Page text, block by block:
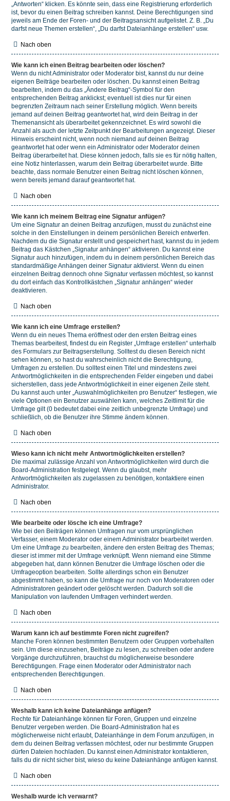
„Antworten“ klicken. Es könnte sein, dass eine Registrierung erforderlich
ist, bevor du einen Beitrag schreiben kannst. Deine Berechtigungen sind
jeweils am Ende der Foren- und der Beitragsansicht aufgelistet. Z. B. „Du
darfst neue Themen erstellen“, „Du darfst Dateianhänge erstellen“ usw.
Nach oben
Wie kann ich einen Beitrag bearbeiten oder löschen?
Wenn du nicht Administrator oder Moderator bist, kannst du nur deine
eigenen Beiträge bearbeiten oder löschen. Du kannst einen Beitrag
bearbeiten, indem du das „Ändere Beitrag“-Symbol für den
entsprechenden Beitrag anklickst; eventuell ist dies nur für einen
begrenzten Zeitraum nach seiner Erstellung möglich. Wenn bereits
jemand auf deinen Beitrag geantwortet hat, wird dein Beitrag in der
Themenansicht als überarbeitet gekennzeichnet. Es wird sowohl die
Anzahl als auch der letzte Zeitpunkt der Bearbeitungen angezeigt. Dieser
Hinweis erscheint nicht, wenn noch niemand auf deinen Beitrag
geantwortet hat oder wenn ein Administrator oder Moderator deinen
Beitrag überarbeitet hat. Diese können jedoch, falls sie es für nötig halten,
eine Notiz hinterlassen, warum dein Beitrag überarbeitet wurde. Bitte
beachte, dass normale Benutzer einen Beitrag nicht löschen können,
wenn bereits jemand darauf geantwortet hat.
Nach oben
Wie kann ich meinem Beitrag eine Signatur anfügen?
Um eine Signatur an deinen Beitrag anzufügen, musst du zunächst eine
solche in den Einstellungen in deinem persönlichen Bereich entwerfen.
Nachdem du die Signatur erstellt und gespeichert hast, kannst du in jedem
Beitrag das Kästchen „Signatur anhängen“ aktivieren. Du kannst eine
Signatur auch hinzufügen, indem du in deinem persönlichen Bereich das
standardmäßige Anhängen deiner Signatur aktivierst. Wenn du einen
einzelnen Beitrag dennoch ohne Signatur verfassen möchtest, so kannst
du dort einfach das Kontrollkästchen „Signatur anhängen“ wieder
deaktivieren.
Nach oben
Wie kann ich eine Umfrage erstellen?
Wenn du ein neues Thema eröffnest oder den ersten Beitrag eines
Themas bearbeitest, findest du ein Register „Umfrage erstellen“ unterhalb
des Formulars zur Beitragserstellung. Solltest du diesen Bereich nicht
sehen können, so hast du wahrscheinlich nicht die Berechtigung,
Umfragen zu erstellen. Du solltest einen Titel und mindestens zwei
Antwortmöglichkeiten in die entsprechenden Felder eingeben und dabei
sicherstellen, dass jede Antwortmöglichkeit in einer eigenen Zeile steht.
Du kannst auch unter „Auswahlmöglichkeiten pro Benutzer“ festlegen, wie
viele Optionen ein Benutzer auswählen kann, welches Zeitlimit für die
Umfrage gilt (0 bedeutet dabei eine zeitlich unbegrenzte Umfrage) und
schließlich, ob die Benutzer ihre Stimme ändern können.
Nach oben
Wieso kann ich nicht mehr Antwortmöglichkeiten erstellen?
Die maximal zulässige Anzahl von Antwortmöglichkeiten wird durch die
Board-Administration festgelegt. Wenn du glaubst, mehr
Antwortmöglichkeiten als zugelassen zu benötigen, kontaktiere einen
Administrator.
Nach oben
Wie bearbeite oder lösche ich eine Umfrage?
Wie bei den Beiträgen können Umfragen nur vom ursprünglichen
Verfasser, einem Moderator oder einem Administrator bearbeitet werden.
Um eine Umfrage zu bearbeiten, ändere den ersten Beitrag des Themas;
dieser ist immer mit der Umfrage verknüpft. Wenn niemand eine Stimme
abgegeben hat, dann können Benutzer die Umfrage löschen oder die
Umfrageoption bearbeiten. Sollte allerdings schon ein Benutzer
abgestimmt haben, so kann die Umfrage nur noch von Moderatoren oder
Administratoren geändert oder gelöscht werden. Dadurch soll die
Manipulation von laufenden Umfragen verhindert werden.
Nach oben
Warum kann ich auf bestimmte Foren nicht zugreifen?
Manche Foren können bestimmten Benutzern oder Gruppen vorbehalten
sein. Um diese einzusehen, Beiträge zu lesen, zu schreiben oder andere
Vorgänge durchzuführen, brauchst du möglicherweise besondere
Berechtigungen. Frage einen Moderator oder Administrator nach
entsprechenden Berechtigungen.
Nach oben
Weshalb kann ich keine Dateianhänge anfügen?
Rechte für Dateianhänge können für Foren, Gruppen und einzelne
Benutzer vergeben werden. Die Board-Administration hat es
möglicherweise nicht erlaubt, Dateianhänge in dem Forum anzufügen, in
dem du deinen Beitrag verfassen möchtest, oder nur bestimmte Gruppen
dürfen Dateien hochladen. Du kannst einen Administrator kontaktieren,
falls du dir nicht sicher bist, wieso du keine Dateianhänge anfügen kannst.
Nach oben
Weshalb wurde ich verwarnt?